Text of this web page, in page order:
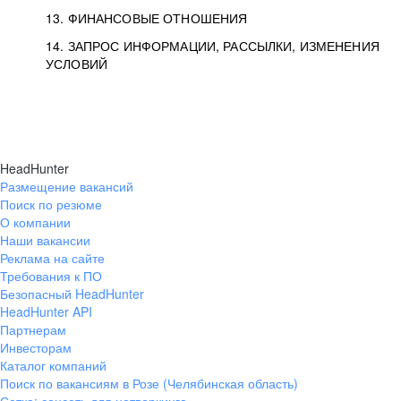
13. ФИНАНСОВЫЕ ОТНОШЕНИЯ
14. ЗАПРОС ИНФОРМАЦИИ, РАССЫЛКИ, ИЗМЕНЕНИЯ
УСЛОВИЙ
HeadHunter
Размещение вакансий
Поиск по резюме
О компании
Наши вакансии
Реклама на сайте
Требования к ПО
Безопасный HeadHunter
HeadHunter API
Партнерам
Инвесторам
Каталог компаний
Поиск по вакансиям в Розе (Челябинская область)